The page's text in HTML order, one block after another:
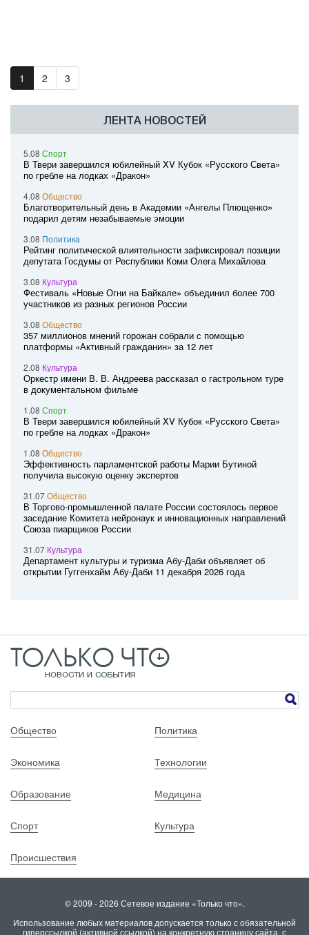
1 2 3
ЛЕНТА НОВОСТЕЙ
5.08 Спорт
В Твери завершился юбилейный XV Кубок «Русского Света»
по гребле на лодках «Дракон»
4.08 Общество
Благотворительный день в Академии «Ангелы Плющенко»
подарил детям незабываемые эмоции
3.08 Политика
Рейтинг политической влиятельности зафиксировал позиции
депутата Госдумы от Республики Коми Олега Михайлова
3.08 Культура
Фестиваль «Новые Огни на Байкале» объединил более 700
участников из разных регионов России
3.08 Общество
357 миллионов мнений горожан собрали с помощью
платформы «Активный гражданин» за 12 лет
2.08 Культура
Оркестр имени В. В. Андреева рассказал о гастрольном туре
в документальном фильме
1.08 Спорт
В Твери завершился юбилейный XV Кубок «Русского Света»
по гребле на лодках «Дракон»
1.08 Общество
Эффективность парламентской работы Марии Бутиной
получила высокую оценку экспертов
31.07Общество
В Торгово-промышленной палате России состоялось первое
заседание Комитета нейронаук и инновационных направлений
Союза пиарщиков России
31.07 Культура
Департамент культуры и туризма Абу-Даби объявляет об
открытии Гуггенхайм Абу-Даби 11 декабря 2026 года
Общество Политика
Экономика Технологии
Образование Медицина
Спорт Культура
Происшествия
© 2009 - 2026 Сетевое издание «Только что».
Использование любых материалов допускается только с обязательной
гиперссылкой (активной ссылкой) на конкретную страницу сайта, с